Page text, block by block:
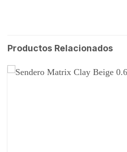
Productos Relacionados